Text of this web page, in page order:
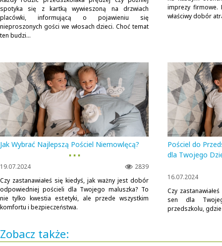
spotyka się z kartką wywieszoną na drzwiach
placówki, informującą o pojawieniu się
nieproszonych gości we włosach dzieci. Choć temat
ten budzi...
imprezy firmowe.
właściwy dobór
Jak Wybrać Najlepszą Pościel Niemowlęcą?
▪ ▪ ▪
2839
19.07.2024
Czy zastanawiałeś się kiedyś, jak ważny jest dobór
odpowiedniej pościeli dla Twojego maluszka? To
nie tylko kwestia estetyki, ale przede wszystkim
komfortu i bezpieczeństwa.
Pościel do
dla Twojego
16.07.2024
Czy
sen dla
przedszkolu,
Zobacz także: